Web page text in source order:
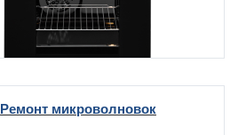
Ремонт микроволновок